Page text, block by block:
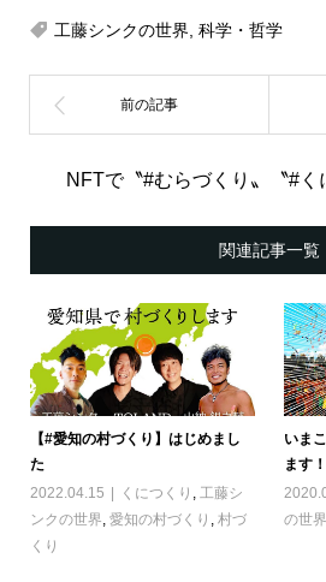
工藤シンクの世界 科学・哲学
NFTで〝#むらづくり〟〝#く
関連記事一覧
【#愛知の村づくり】はじめまし
た
2022.04.15
くにつくり
工藤シ
ンクの世界 愛知の村づくり
村づ
くり
いま
ます！
の世界